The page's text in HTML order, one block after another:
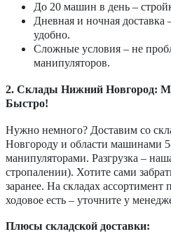
До 20 машин в день –
Дневная и ночная доставка
удобно.
Сложные условия – не
манипуляторов.
2. Склады Нижний Новгород:
Быстро!
Нужно немного? Доставим со
Новгороду и области машинами
манипуляторами. Разгрузка –
стропалении). Хотите сами
заранее. На складах
ходовое есть – уточните у
Плюсы складской доставки: